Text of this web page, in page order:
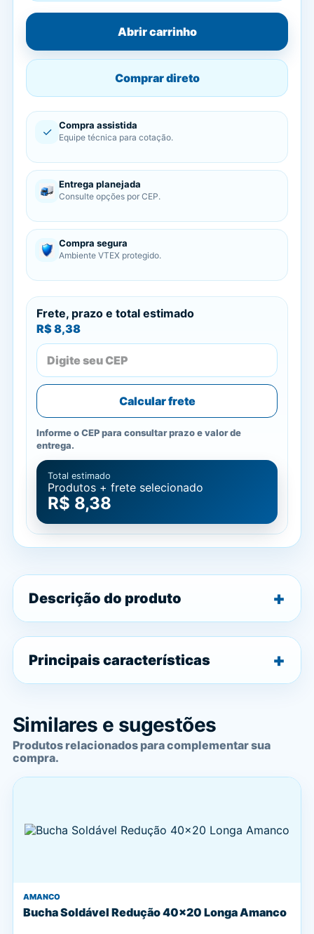
Abrir carrinho
Comprar direto
✓ Compra assistida
Equipe técnica para cotação.
Entrega planejada
Consulte opções por CEP.
Compra segura
Ambiente VTEX protegido.
Frete, prazo e total estimado
R$ 8,38
Calcular frete
Informe o CEP para consultar prazo e valor de
entrega.
Total estimado
Produtos + frete selecionado
R$ 8,38
Descrição do produto
Principais características
Similares e sugestões
Produtos relacionados para complementar sua
compra.
AMANCO
Bucha Soldável Redução 40x20 Longa Amanco